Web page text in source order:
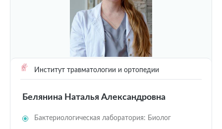
Институт травматологии и ортопедии
Белянина Наталья Александровна
Бактериологическая лаборатория: Биолог